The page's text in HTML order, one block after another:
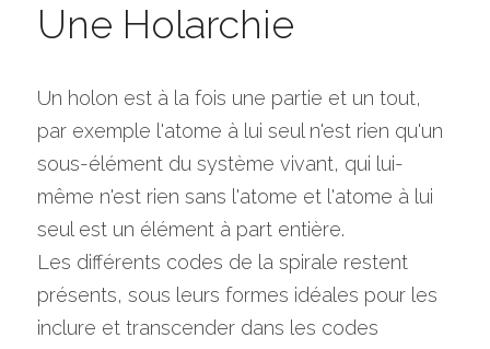
Une Holarchie
Un holon est à la fois une partie et un tout,
par exemple l'atome à lui seul n'est rien qu'un
sous-élément du système vivant, qui lui-
même n'est rien sans l'atome et l'atome à lui
seul est un élément à part entière.
Les différents codes de la spirale restent
présents, sous leurs formes idéales pour les
inclure et transcender dans les codes